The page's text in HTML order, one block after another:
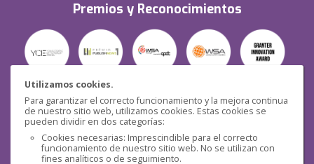
Utilizamos cookies.
Para garantizar el correcto funcionamiento y la mejora continua
de nuestro sitio web, utilizamos cookies. Estas cookies se
pueden dividir en dos categorías:
Cookies necesarias: Imprescindible para el correcto
funcionamiento de nuestro sitio web. No se utilizan con
fines analíticos o de seguimiento.
Premios y Reconocimientos
Seguridad